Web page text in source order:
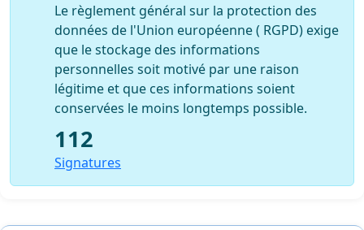
Le règlement général sur la protection des
données de l'Union européenne ( RGPD) exige
que le stockage des informations
personnelles soit motivé par une raison
légitime et que ces informations soient
conservées le moins longtemps possible.
112
Signatures